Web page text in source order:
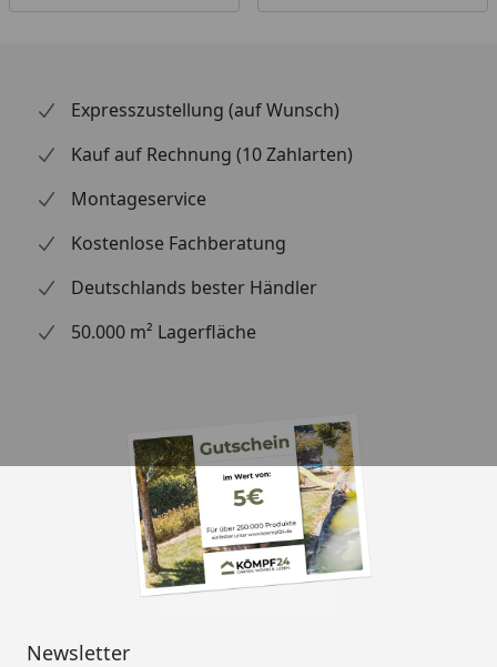
Expresszustellung (auf Wunsch)
Kauf auf Rechnung (10 Zahlarten)
Montageservice
Kostenlose Fachberatung
Deutschlands bester Händler
50.000 m² Lagerfläche
Newsletter